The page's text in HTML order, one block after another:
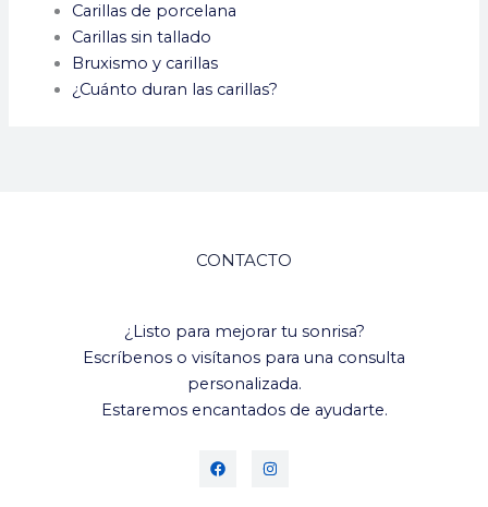
Carillas de porcelana
Carillas sin tallado
Bruxismo y carillas
¿Cuánto duran las carillas?
CONTACTO
¿Listo para mejorar tu sonrisa?
Escríbenos o visítanos para una consulta
personalizada.
Estaremos encantados de ayudarte.